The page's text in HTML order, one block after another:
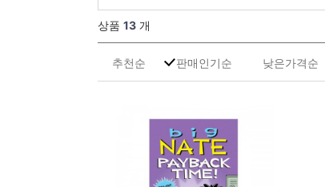
상품 13 개
추천순 판매인기순 낮은가격순